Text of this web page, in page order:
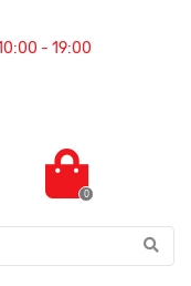
- 19:00
0